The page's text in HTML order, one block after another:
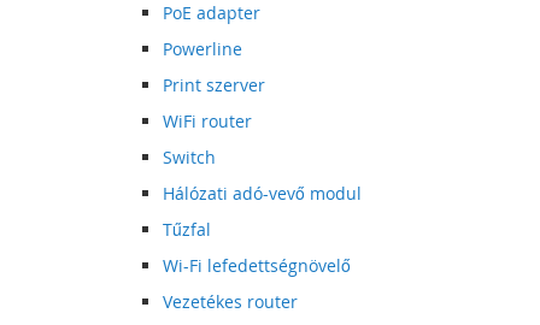
PoE adapter
Powerline
Print szerver
WiFi router
Switch
Hálózati adó-vevő modul
Tűzfal
Wi-Fi lefedettségnövelő
Vezetékes router